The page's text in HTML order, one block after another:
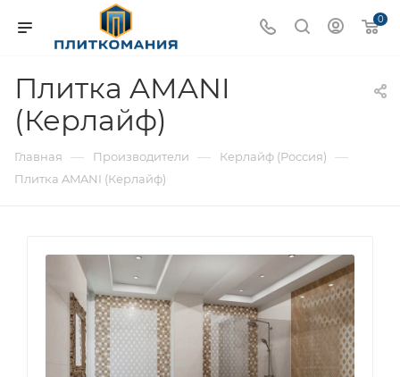
0
Плитка AMANI
(Керлайф)
Главная — Производители — Керлайф (Россия) —
Плитка AMANI (Керлайф)